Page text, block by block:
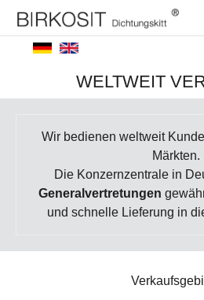
WELTWEIT
Wir bedienen weltweit
Märkten.
Die Konzernzentrale in
Generalvertretungen
und schnelle Lieferung in